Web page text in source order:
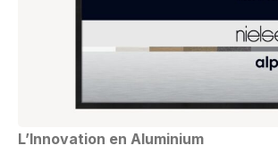
L’Innovation en Aluminium